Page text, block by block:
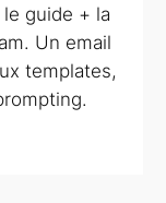
guide + la
Un email
templates,